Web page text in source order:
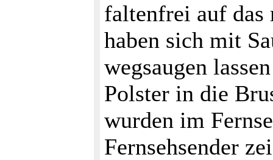
faltenfrei auf
haben sich mit
wegsaugen
Polster in die
wurden im
Fernsehsender